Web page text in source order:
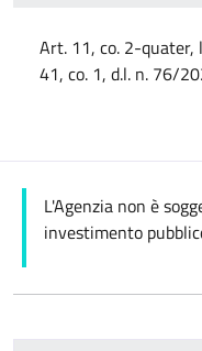
Art. 11, co. 2-
41, co. 1, d.l. n. 76/
L'Agenzia non è
investimento